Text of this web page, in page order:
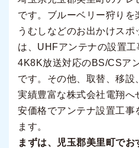
です。ブルーベリー狩りを
うむしなどのお出かけス
は、UHFアンテナの設置
4K8K放送対応のBS/CSア
です。その他、取替、移設
実績豊富な株式会社電翔へ
安価格でアンテナ設置工事
ます。
まずは、児玉郡美里町でお